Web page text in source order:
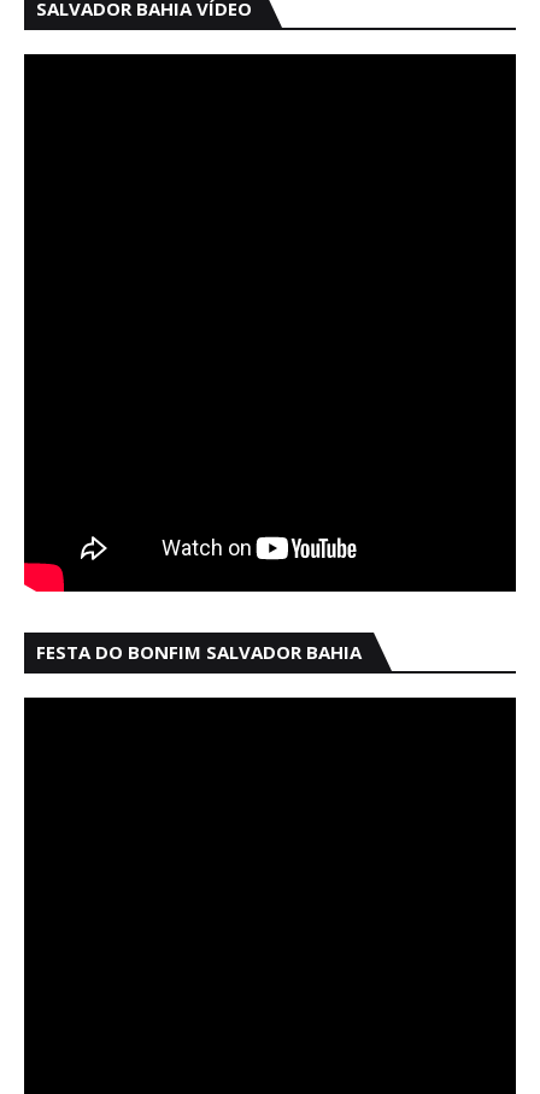
SALVADOR BAHIA VÍDEO
FESTA DO BONFIM SALVADOR BAHIA